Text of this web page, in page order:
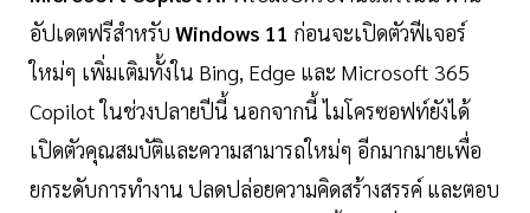
อัปเดตฟรีสำหรับ Windows 11 ก่อนจะเปิดตัวฟีเจอร์
ใหม่ๆ เพิ่มเติมทั้งใน Bing, Edge และ Microsoft 365
Copilot ในช่วงปลายปีนี้ นอกจากนี้ ไมโครซอฟท์ยังได้
เปิดตัวคุณสมบัติและความสามารถใหม่ๆ อีกมากมายเพื่อ
ยกระดับการทำงาน ปลดปล่อยความคิดสร้างสรรค์ และตอบ